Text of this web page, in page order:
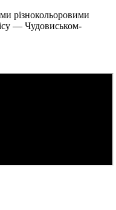
різнокольоровими
— Чудовиськом-